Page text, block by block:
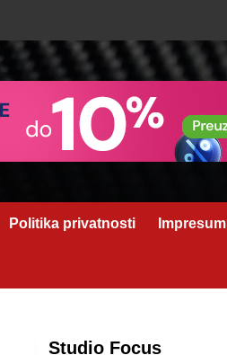
Politika privatnosti Impresum
Studio Focus